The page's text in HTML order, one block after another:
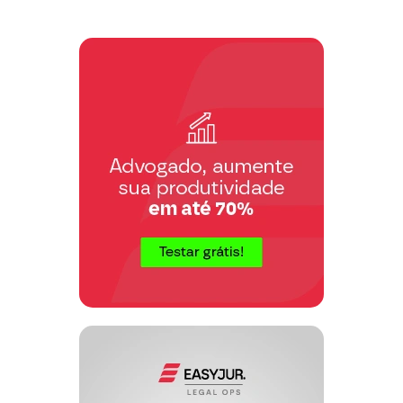
contrato fosse fielmente cumprido, sem
conseguir lograr êxito.
Serviços Contratados (Carências) – não
prevê qualquer prazo de carência, como
também as carteiras de identificação de
usuários emitidas em nome da
Requerente e seus dependentes traziam
como observação os seguintes dizeres:
"SEM CARÊNCIA".
Apesar disso, a funcionária ….,
responsável pelo Setor de Contratos de
Plano Familiar, inflexível, não autorizou
a liberação da guia de internação,
maculando o Contrato perfeito e acabado
celebrado, alegando que as carências
deveriam ser cumpridas, pois o que
ao preencher o Contrato.